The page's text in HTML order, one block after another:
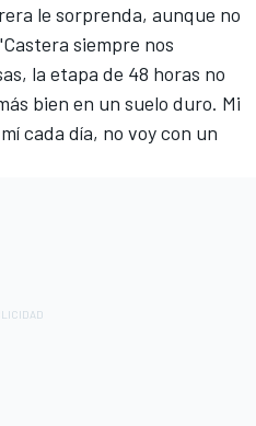
le sorprenda, aunque no
siempre nos
la etapa de 48 horas no
bien en un suelo duro. Mi
cada día, no voy con un